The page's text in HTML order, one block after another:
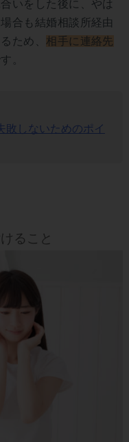
いをした後に、やは
合も結婚相談所経由
ため、 相手に連絡先
。
敗しないためのポイ
ること